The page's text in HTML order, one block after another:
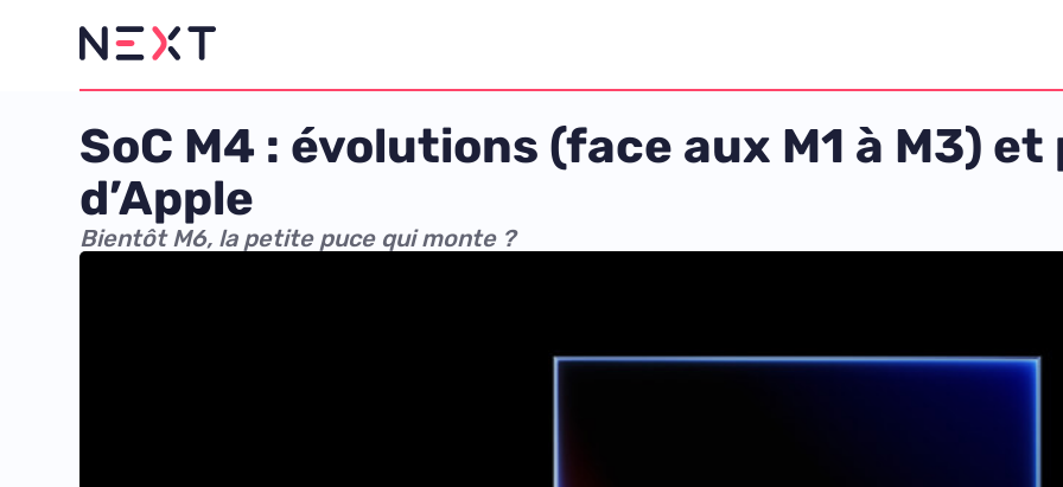
SoC M4 : évolutions (face aux M1 à M3)
d’Apple
Bientôt M6, la petite puce qui monte ?